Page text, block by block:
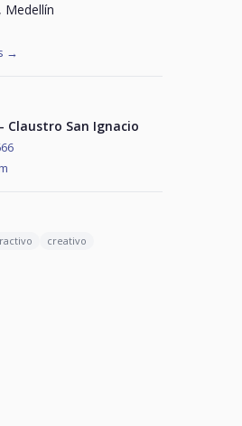
Medellín
→
Claustro San Ignacio
creativo